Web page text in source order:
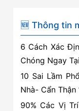
🆕 Thông tin
6 Cách Xác
Chóng Ngay
10 Sai Lầm
Nhà- Cẩn Thận
90% Các Vị